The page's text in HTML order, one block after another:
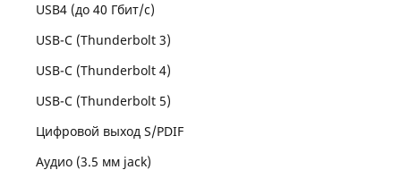
USB4 (до 40 Гбит/с)
USB-C (Thunderbolt 3)
USB-C (Thunderbolt 4)
USB-C (Thunderbolt 5)
Цифровой выход S/PDIF
Аудио (3.5 мм jack)